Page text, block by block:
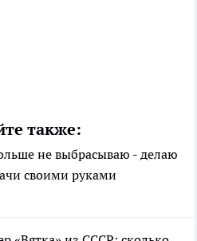
также:
не выбрасываю - делаю
своими руками